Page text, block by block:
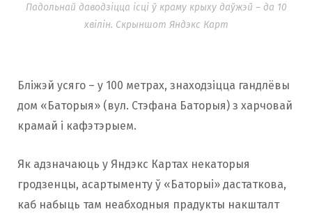
Падольнай даводзіцца ісці ў краму крыху даўжэй – да 10
хвілін. Скрыншот Яндэкс Карт
Бліжэй усяго – у 100 метрах, знаходзіцца гандлёвы
дом «Баторыя» (вул. Стэфана Баторыя) з харчовай
крамай і кафэтэрыем.
Як адзначаюць у Яндэкс Картах некаторыя
гродзенцы, асартыменту ў «Баторыі» дастаткова,
каб набыць там неабходныя прадукты накшталт